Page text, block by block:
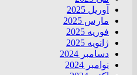
آوریل 2025
مارس 2025
فوریه 2025
ژانویه 2025
دسامبر 2024
نوامبر 2024